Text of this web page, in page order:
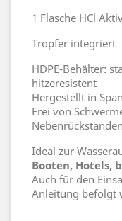
1 Flasche HCl
Tropfer integriert
HDPE-Behälter:
hitzeresistent
Hergestellt in
Frei von
Nebenrückständen
Ideal zur
Booten, Hotels,
Auch für den
Anleitung befolgt